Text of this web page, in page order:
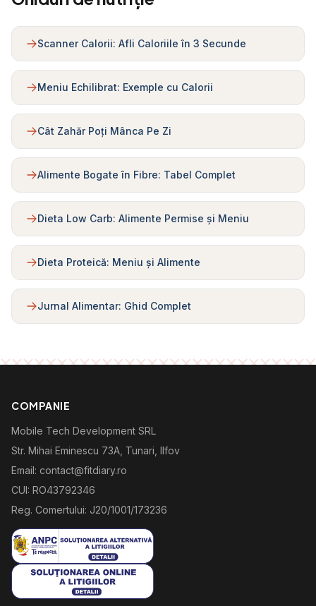
Scanner Calorii: Afli Caloriile în 3 Secunde
Meniu Echilibrat: Exemple cu Calorii
Cât Zahăr Poți Mânca Pe Zi
Alimente Bogate în Fibre: Tabel Complet
Dieta Low Carb: Alimente Permise și Meniu
Dieta Proteică: Meniu și Alimente
Jurnal Alimentar: Ghid Complet
COMPANIE
Mobile Tech Development SRL
Str. Mihai Eminescu 73A, Tunari, Ilfov
Email: contact@fitdiary.ro
CUI: RO43792346
Reg. Comertului: J20/1001/173236